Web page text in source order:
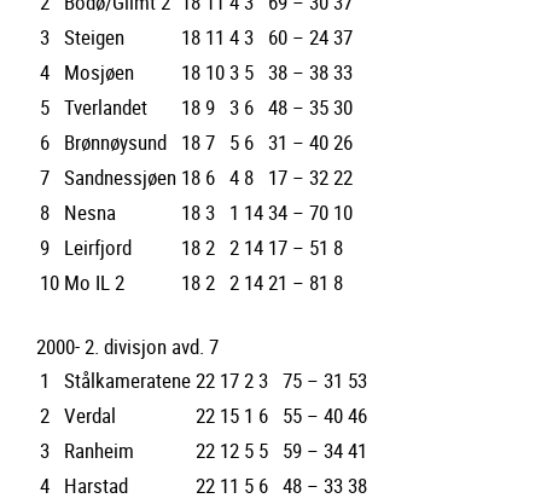
3 Steigen 18 11 43 60 – 2437
4 Mosjøen 18 103 5 38 – 3833
5 Tverlandet 18 9 3 6 48 – 3530
6 Brønnøysund 187 5 6 31 – 4026
7 Sandnessjøen 18 6 4 8 17 – 3222
8 Nesna 183 1 1434 – 70 10
9 Leirfjord 182 2 14 17 – 51 8
10 Mo IL 2 182 2 1421 – 81 8
2000- 2. divisjon avd. 7
1
Stålkameratene22 1723 75 – 31 53
2 Verdal 22 15 1 6 55 – 4046
3 Ranheim 22 12 5 5 59 – 3441
4 Harstad 22 11 5 6 48 – 3338